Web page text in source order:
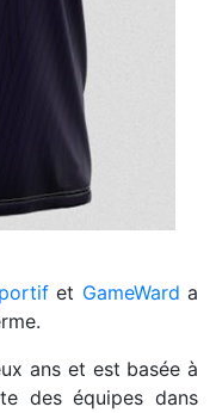
et GameWard a
ans et est basée à
des équipes dans